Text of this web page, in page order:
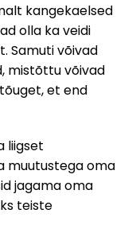
kangekaelsed
olla ka veidi
Samuti võivad
mistõttu võivad
et end
liigset
muutustega oma
jagama oma
teiste